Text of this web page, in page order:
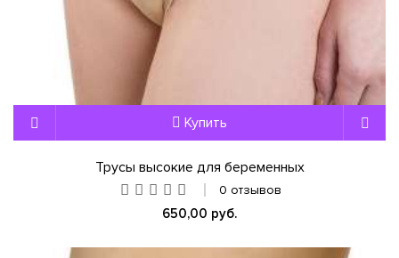
Купить
Трусы высокие для беременных
0 отзывов
650,00 руб.